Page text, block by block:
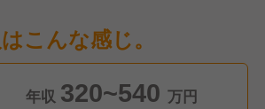
こんな感じ。
年収 320~540 万円